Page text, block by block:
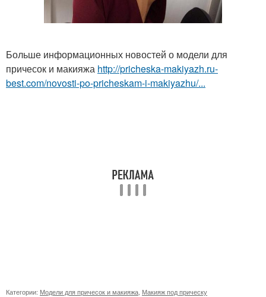
Больше информационных новостей о модели для
причесок и макияжа http://pricheska-makiyazh.ru-
best.com/novosti-po-pricheskam-i-makiyazhu/...
Категории: Модели для причесок и макияжа Макияж под прическу